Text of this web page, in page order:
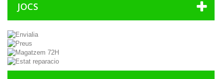
JOCS